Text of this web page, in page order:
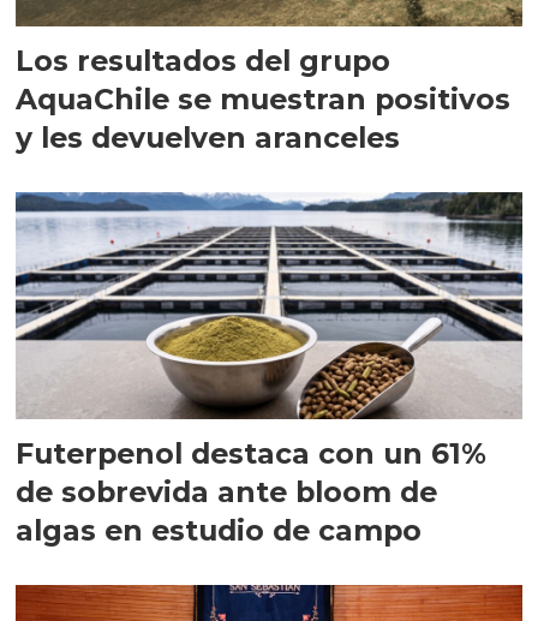
Los resultados del grupo
AquaChile se muestran positivos
y les devuelven aranceles
Futerpenol destaca con un 61%
de sobrevida ante bloom de
algas en estudio de campo